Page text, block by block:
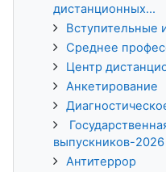
дистанционных...
Вступительные
Среднее
Центр
Анкетирование
выпускников-2026
Антитеррор